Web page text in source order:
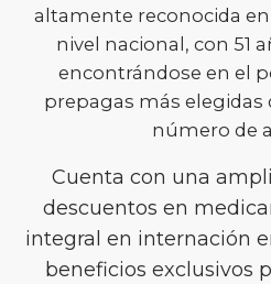
altamente reconocida en
nivel nacional, con 51
encontrándose en el
prepagas más elegidas
número de
Cuenta con una
descuentos en
integral en internación
beneficios exclusivos